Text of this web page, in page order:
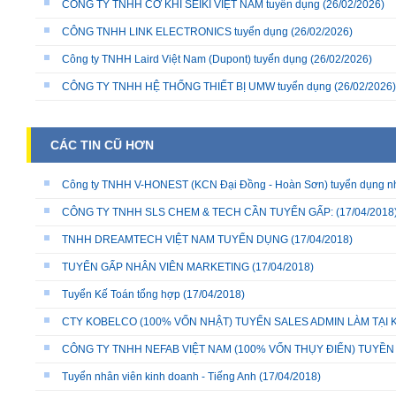
CÔNG TY TNHH CƠ KHÍ SEIKI VIỆT NAM tuyển dụng (26/02/2026)
CÔNG TNHH LINK ELECTRONICS tuyển dụng (26/02/2026)
Công ty TNHH Laird Việt Nam (Dupont) tuyển dụng (26/02/2026)
CÔNG TY TNHH HỆ THỐNG THIẾT BỊ UMW tuyển dụng (26/02/2026)
CÁC TIN CŨ HƠN
Công ty TNHH V-HONEST (KCN Đại Đồng - Hoàn Sơn) tuyển dụng
CÔNG TY TNHH SLS CHEM & TECH CẦN TUYỂN GẤP: (17/04/
TNHH DREAMTECH VIỆT NAM TUYỂN DỤNG (17/04/2018)
TUYỂN GẤP NHÂN VIÊN MARKETING (17/04/2018)
Tuyển Kế Toán tổng hợp (17/04/2018)
CTY KOBELCO (100% VỐN NHẬT) TUYỂN SALES ADMIN LÀM TẠI
CÔNG TY TNHH NEFAB VIỆT NAM (100% VỐN THỤY ĐIỂN)
Tuyển nhân viên kinh doanh - Tiếng Anh (17/04/2018)